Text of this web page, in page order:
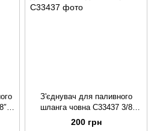
З'єднувач для паливного
шланга човна C33437 3/8
дюйма новий для катерів
200 грн